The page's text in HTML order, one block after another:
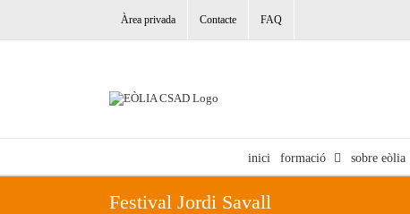
Àrea privada Contacte FAQ
inici formació sobre eòlia
Festival Jordi Savall